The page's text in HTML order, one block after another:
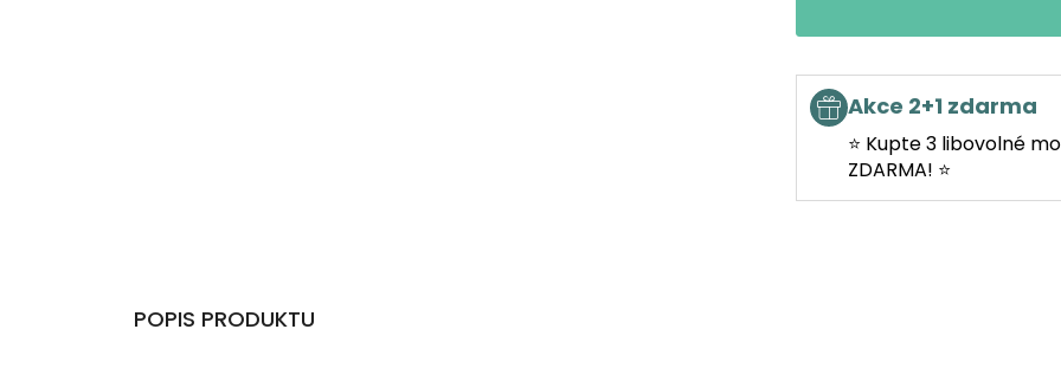
Akce 2+1 zdarma
⭐ Kupte 3 libovolné
ZDARMA! ⭐
POPIS PRODUKTU